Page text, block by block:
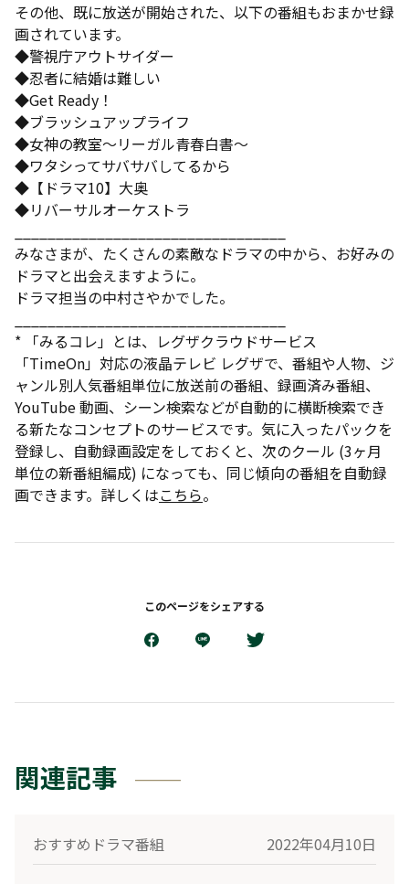
その他、既に放送が開始された、以下の番組もおまかせ録
画されています。
◆警視庁アウトサイダー
◆忍者に結婚は難しい
◆Get Ready！
◆ブラッシュアップライフ
◆女神の教室〜リーガル青春白書〜
◆ワタシってサバサバしてるから
◆【ドラマ10】大奥
◆リバーサルオーケストラ
みなさまが、たくさんの素敵なドラマの中から、お好みの
ドラマと出会えますように。
ドラマ担当の中村さやかでした。
* 「みるコレ」とは、レグザクラウドサービス
「TimeOn」対応の液晶テレビ レグザで、番組や人物、ジ
ャンル別人気番組単位に放送前の番組、録画済み番組、
YouTube 動画、シーン検索などが自動的に横断検索でき
る新たなコンセプトのサービスです。気に入ったパックを
登録し、自動録画設定をしておくと、次のクール (3ヶ月
単位の新番組編成) になっても、同じ傾向の番組を自動録
画できます。詳しくはこちら。
このページをシェアする
関連記事
おすすめドラマ番組 2022年04月10日